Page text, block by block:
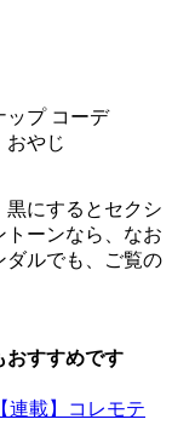
黒にするとセクシ
トーンなら、なお
ダルでも、ご覧の
おすすめです
連載】コレモテ